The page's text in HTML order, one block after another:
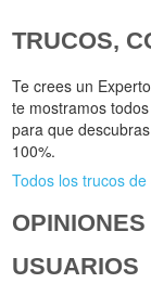
TRUCOS,
Te crees un
te mostramos
para que
100%.
Todos los trucos
USUARIOS